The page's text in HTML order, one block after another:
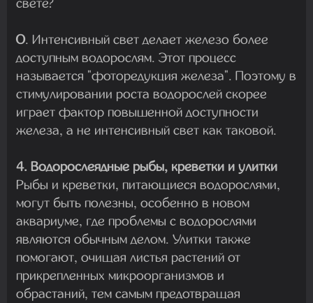
О. Интенсивный свет делает железо более
доступным водорослям. Этот процесс
называется "фоторедукция железа". Поэтому в
стимулировании роста водорослей скорее
играет фактор повышенной доступности
железа, а не интенсивный свет как таковой.
4. Водорослеядные рыбы, креветки и улитки
Рыбы и креветки, питающиеся водорослями,
могут быть полезны, особенно в новом
аквариуме, где проблемы с водорослями
являются обычным делом. Улитки также
помогают, очищая листья растений от
прикрепленных микроорганизмов и
обрастаний, тем самым предотвращая